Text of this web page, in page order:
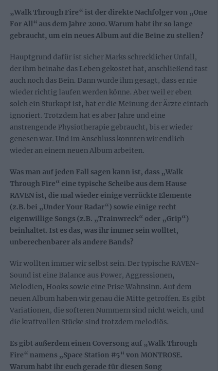
„Walk Through Fire“ ist der direkte Nachfolger von „One
For All“ aus dem Jahre 2000. Warum habt ihr so lange
gebraucht, um ein neues Album auf die Beine zu stellen?
Hauptgrund dafür ist sicher Marks schrecklicher Unfall,
der ihm beinahe das Leben gekostet hat, anschließend fast
auch noch das Bein. Dann wurde ihm gesagt, dass er nie
wieder richtig laufen werden könne. Aber weil er eben
solch ein Sturkopf ist, hat er die Meinung der Ärzte einfach
ignoriert. Trotzdem hat es aber Jahre und eine
anstrengende Physiotherapie gebraucht, bis er wieder
genesen war. Und im Anschluss konnten wir endlich
wieder an einem neuen Album arbeiten.
Was man auf jeden Fall sagen kann ist, dass „Walk
Through Fire“ eine typische Scheibe aus dem Hause
RAVEN ist, die mal wieder einige verrückte Elemente
(z.B. bei „Under Your Radar“) sowie einige recht
eigenwillige Songs (z.B. „Trainwreck“ oder „Grip“)
beinhaltet. Ist es das, was ihr immer sein wolltet,
unberechenbarer als andere Bands?
Wir wollten immer wir selbst sein. Der typische RAVEN-
Sound ist eine Balance aus Power, Aggressionen,
Melodien, Hooks sowie eine Prise Wahnsinn. Auf dem
neuen Album haben wir genau die Mitte getroffen. Es gibt
Variationen, die softeren Nummern sind nicht weich, und
die kraftvollen Stücke sind trotzdem melodiös.
Es gibt außerdem einen Coversong auf „Walk Through
Fire“ namens „Space Station #5“ von MONTROSE.
Warum habt ihr euch gerade für diesen Song